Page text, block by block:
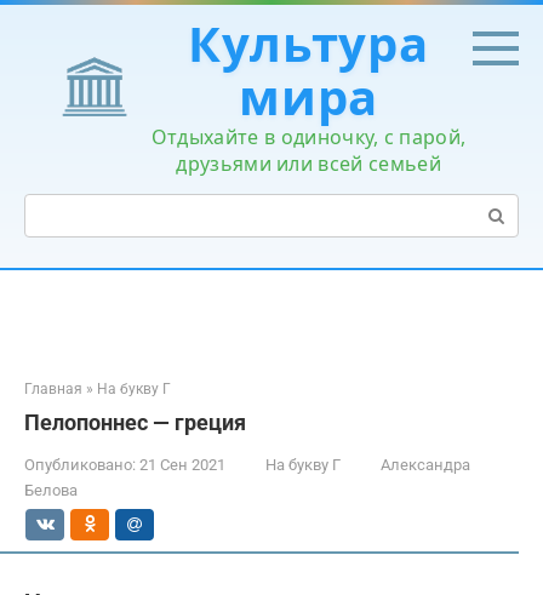
Перейти
контенту
Культура
мира
Отдыхайте в одиночку, с парой,
друзьями или всей семьей
Поиск:
Главная » На букву Г
Пелопоннес — греция
Опубликовано: 21 Сен 2021 На букву Г
Александра
Белова